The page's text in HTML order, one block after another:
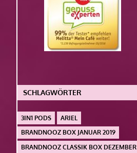
SCHLAGWÖRTER
3IN1 PODS
ARIEL
BRANDNOOZ BOX JANUAR 2019
BRANDNOOZ CLASSIK BOX DEZEMBER